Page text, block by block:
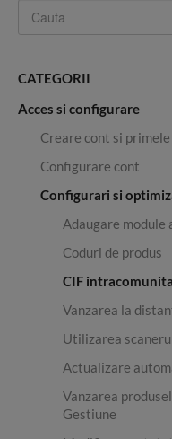
CATEGORII
Acces si configurare
Creare cont si
Configurare cont
Configurari si
Adaugare
Coduri de produs
CIF
Vanzarea la
Utilizarea
Actualizare
Vanzarea
Gestiune